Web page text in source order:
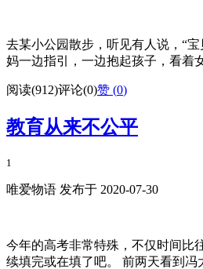
去某小公园散步，听见有人说，“
妈一边指引，一边抱起孩子，看着
阅读(912)评论(0)赞 (0)
教育从来不公平
1
唯爱物语 发布于 2020-07-30
今年的高考非常特殊，不仅时间比
续填完或在填了吧。 前两天看到